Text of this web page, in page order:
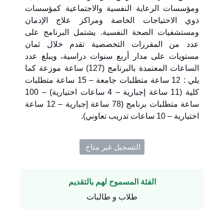
ومؤسسات الرعاية النفسية والاجتماعية كمؤسسات
ذوي الاحتياجات الخاصة ومراكز علاج الإدمان
ومستشفيات الصحة النفسية. يشتمل البرنامج على
عدد من المقررات التخصصية تقدم خلال ثمان
مستويات على مدار أربع سنوات دراسية، ويبلغ عدد
الساعات المعتمدة بالبرنامج (127) ساعة موزعة كما
يلي : 12 ساعة متطلبات جامعة – 15 ساعة متطلبات
كلية (11 ساعة إجبارية – 4 ساعات اختيارية) – 100
ساعة متطلبات برنامج (78 ساعة إجبارية – 12 ساعة
اختيارية – 10 ساعات تدريب تعاوني).
التسجيل غير متاح ​
الفئة المسموح لهم بالتقديم
طلاب و طالبات